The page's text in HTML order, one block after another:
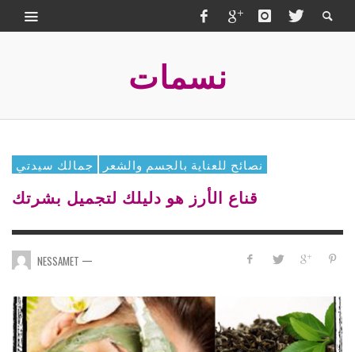
نسمات
جمالك سيدتي نصائح للعناية بالجسم والشعر
قناع الأرز هو دليلك لتجميل بشرتك
NESSAMET —